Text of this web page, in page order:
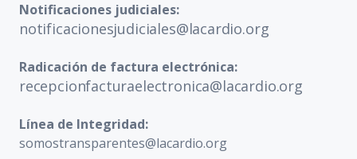
Notificaciones judiciales:
notificacionesjudiciales@lacardio.org
Radicación de factura electrónica:
recepcionfacturaelectronica@lacardio.org
Línea de Integridad:
somostransparentes@lacardio.org